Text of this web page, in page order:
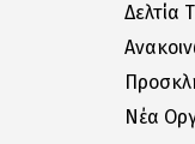
Δελτία
Nέα